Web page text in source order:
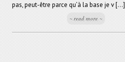
pas, peut-être parce qu’à la base je v [...]
~ read more ~